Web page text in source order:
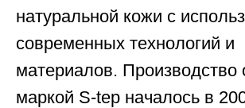
натуральной кожи с
современных технологий и
материалов. Производство
маркой S-tep началось в